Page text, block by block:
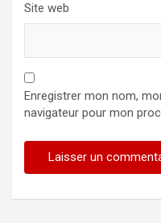
Site web
Enregistrer mon nom,
navigateur pour mon